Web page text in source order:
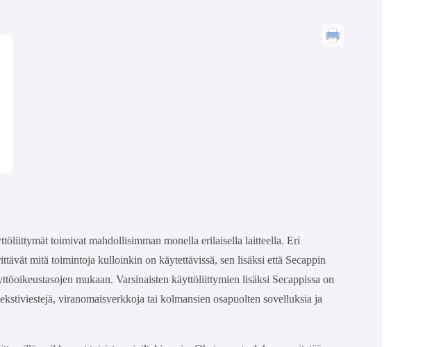
toimivat mahdollisimman monella erilaisella laitteella. Eri
mitä toimintoja kulloinkin on käytettävissä, sen lisäksi että Secappin
mukaan. Varsinaisten käyttöliittymien lisäksi Secappissa on
viranomaisverkkoja tai kolmansien osapuolten sovelluksia ja